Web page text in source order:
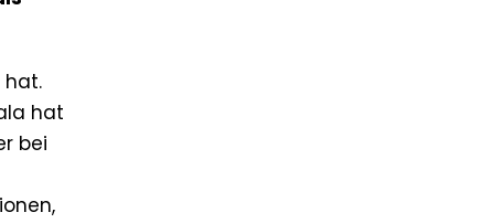
hat.
hat
bei